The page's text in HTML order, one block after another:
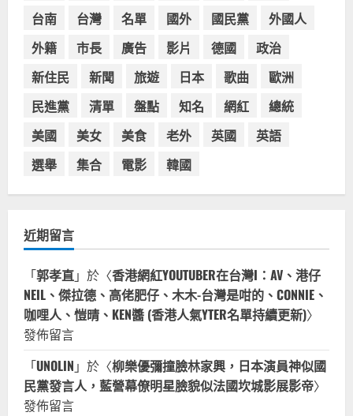
4
波蘭人愛喝珍奶！珍珠奶茶店在波蘭
受歡迎，波霸奶茶門市顧客大排長
龍，網紅宣傳華沙珍奶店人潮多
2023-07-15
台灣餐飲在全球
美國人愛鼎泰豐小籠包！美國人吃鼎
泰豐受歡迎台灣米其林餐廳！加州賭
城西雅圖分店排隊人潮影片盤點
台南
台灣 名單 國外 國民黨
外國人
外籍
市長 廣告 影片 德國
政治
新住民
新聞 旅遊 日本 歌曲
歐洲
民進黨
清單 盤點 知名 網紅
總統
美國
美女 美食 老外 英國
英語
選舉
集合 電影 韓國
近期留言
「郭孝直」於〈香港網紅YOUTUBER在台灣I：AV、港仔
NEIL、傑拉德、高佬肥仔、木木-台灣是咁的、CONNIE、
咖哩人、愷晴、KEN醬 (香港人氣YTER名單持續更新)〉
發佈留言
「UNOLIN 」於〈柳樂優彌撞臉林家興，日本演員神似國
民黨發言人，藍營幕僚明星臉貌似法國坎城影展影帝〉
發佈留言